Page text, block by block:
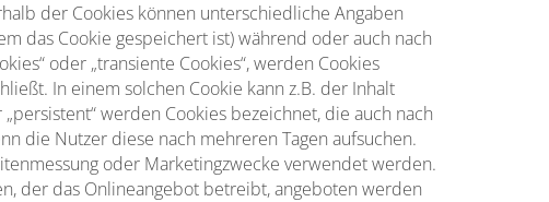
der Cookies können unterschiedliche Angaben
das Cookie gespeichert ist) während oder auch nach
oder „transiente Cookies“, werden Cookies
In einem solchen Cookie kann z.B. der Inhalt
werden Cookies bezeichnet, die auch nach
die Nutzer diese nach mehreren Tagen aufsuchen.
oder Marketingzwecke verwendet werden.
der das Onlineangebot betreibt, angeboten werden